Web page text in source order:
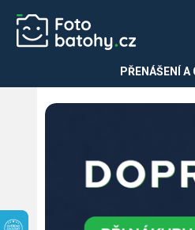
PŘENÁŠENÍ